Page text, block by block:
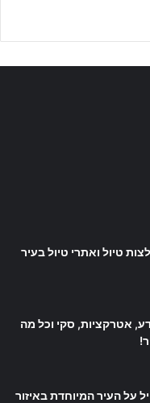
טיול ואתרי טיול בעיר
אטרקציות, סקי וכל מה
על העיר המיוחדת באיזור